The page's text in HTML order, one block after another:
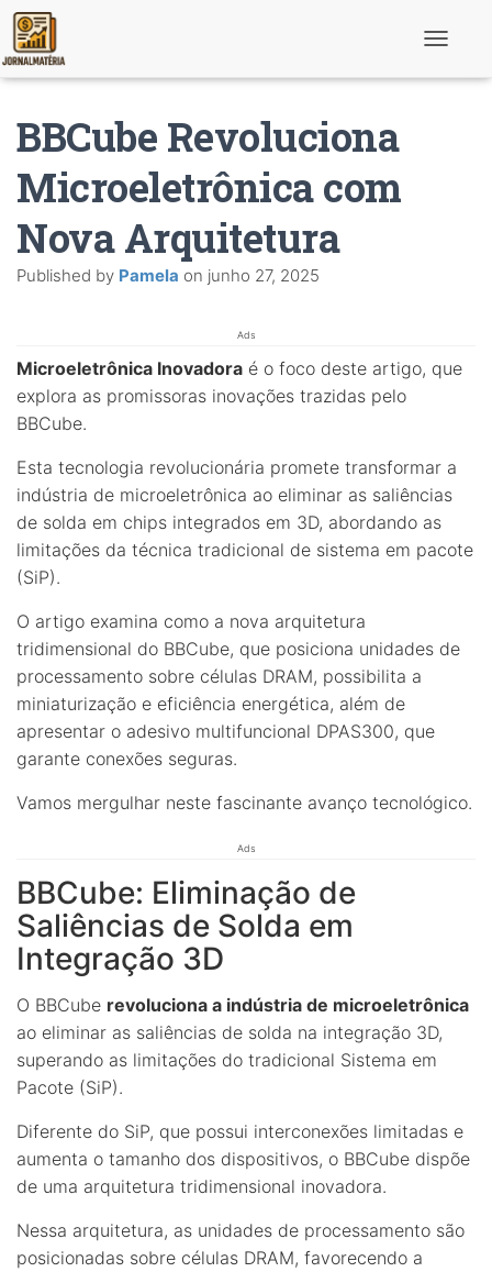
BBCube Revoluciona
Microeletrônica com
Nova Arquitetura
Published by Pamela on junho 27, 2025
Ads
Microeletrônica Inovadora é o foco deste artigo, que
explora as promissoras inovações trazidas pelo
BBCube.
Esta tecnologia revolucionária promete transformar a
indústria de microeletrônica ao eliminar as saliências
de solda em chips integrados em 3D, abordando as
limitações da técnica tradicional de sistema em pacote
(SiP).
O artigo examina como a nova arquitetura
tridimensional do BBCube, que posiciona unidades de
processamento sobre células DRAM, possibilita a
miniaturização e eficiência energética, além de
apresentar o adesivo multifuncional DPAS300, que
garante conexões seguras.
Vamos mergulhar neste fascinante avanço tecnológico.
Ads
BBCube: Eliminação de
Saliências de Solda em
Integração 3D
O BBCube revoluciona a indústria de microeletrônica
ao eliminar as saliências de solda na integração 3D,
superando as limitações do tradicional Sistema em
Pacote (SiP).
Diferente do SiP, que possui interconexões limitadas e
aumenta o tamanho dos dispositivos, o BBCube dispõe
de uma arquitetura tridimensional inovadora.
Nessa arquitetura, as unidades de processamento são
posicionadas sobre células DRAM, favorecendo a